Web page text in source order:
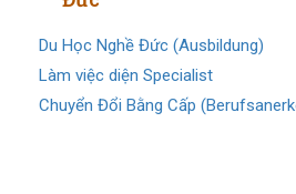
Du Học Nghề Đức (Ausbildung)
Làm việc diện Specialist
Chuyển Đổi Bằng Cấp